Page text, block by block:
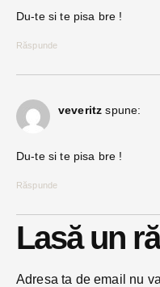
Du-te si te pisa bre !
Răspunde
veveritz spune:
Du-te si te pisa bre !
Răspunde
Lasă un
Adresa ta de email nu